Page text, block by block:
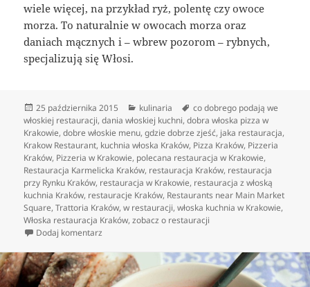
wiele więcej, na przykład ryż, polentę czy owoce
morza. To naturalnie w owocach morza oraz
daniach mącznych i – wbrew pozorom – rybnych,
specjalizują się Włosi.
Data
publikacji
25 października 2015 Kategorie
kulinaria Tagi
co dobrego podają we
włoskiej restauracji,dania włoskiej kuchni,dobra włoska pizza w
Krakowie,dobre włoskie menu,gdzie dobrze zjeść, jaka restauracja,
Krakow Restaurant, kuchnia włoska Kraków, Pizza Kraków, Pizzeria
Kraków, Pizzeria w Krakowie, polecana restauracja w Krakowie,
Restauracja Karmelicka Kraków, restauracja Kraków, restauracja
przy Rynku Kraków, restauracja w Krakowie, restauracja z włoską
kuchnia Kraków, restauracje Kraków, Restaurants near Main Market
Square,Trattoria Kraków,w restauracji,włoska kuchnia w Krakowie,
Włoska restauracja Kraków,zobacz o restauracji
Dodaj komentarz